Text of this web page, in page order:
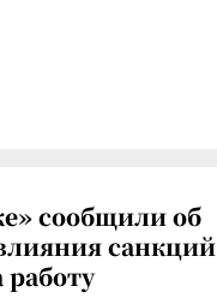
сообщили об
санкций